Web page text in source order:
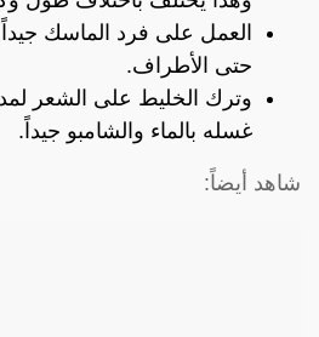
العمل على فرد الماسك
حتى الأطراف.
وترك الخليط على الشعر
غسله بالماء والشامبو جيداً.
شاهد أيضاً: